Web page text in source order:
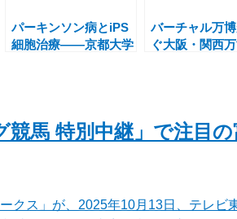
パーキンソン病とiPS
細胞治療――京都大学
バーチャル万
ぐ大阪・関西
馬 特別中継」で注目
クス」が、2025年10月13日、テレビ